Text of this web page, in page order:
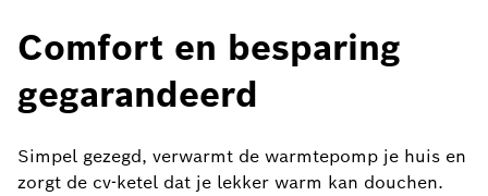
Comfort en besparing
gegarandeerd
Simpel gezegd, verwarmt de warmtepomp je huis en
zorgt de cv-ketel dat je lekker warm kan douchen.